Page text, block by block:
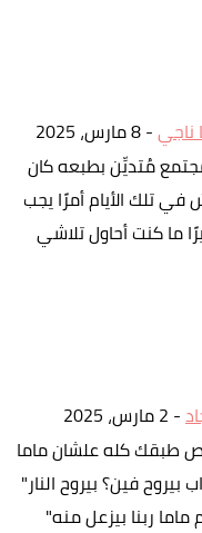
ناجي-8 مارس، 2025
مُتديِّن بطبعه كان
في تلك الأيام أمرًا يجب
ما كنت أحاول تلاشي
- 2 مارس، 2025
طبقك كله علشان ماما
فين؟ بيروح النار"
ربنا بيزعل منه"